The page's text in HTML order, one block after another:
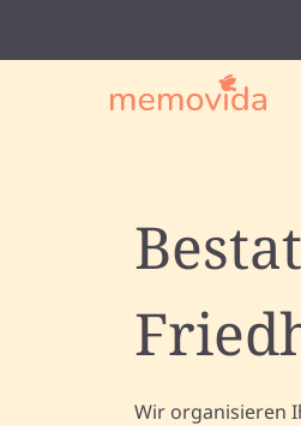
Wir organisieren